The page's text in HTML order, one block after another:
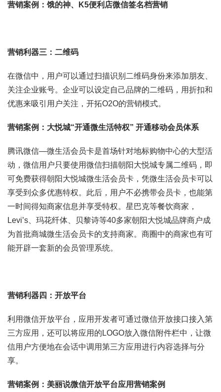
营销案例：饿的神、K5便利店微信签名档营销
营销利器三：二维码
在微信中，用户可以通过扫描识别二维码身份来添加朋友、
关注企业账号。企业可以设定自己品牌的二维码，用折扣和
优惠来吸引用户关注，开拓O2O的营销模式。
营销案例：大悦城“开通微生活特权” 开通移动会员体系
腾讯微信—微生活会员卡是首场针对地标购物中心的大型活
动，微信用户只要使用微信扫描朝阳大悦城专属二维码，即
可免费获得朝阳大悦城微生活会员卡，凭微生活会员卡可以
享受到众多优惠特权。此后，用户不必携带会员卡，也能第
一时间得知商家信息并享受特权。星巴克等餐饮商家，
Levi’s、玛花纤体、贝黎诗等40多家朝阳大悦城品牌商户成
为首批商城微生活会员卡的支持商家。商圈中的商家也有可
能开辟一套新的会员管理系统。
营销利器四：开放平台
利用微信开放平台，应用开发者可通过微信开放接口接入第
三方应用，还可以将应用的LOGO放入微信附件栏中，让微
信用户方便地在会话中调用第三方应用进行内容选择与分
享。
营销案例：美丽说微信开放平台应用营销案例